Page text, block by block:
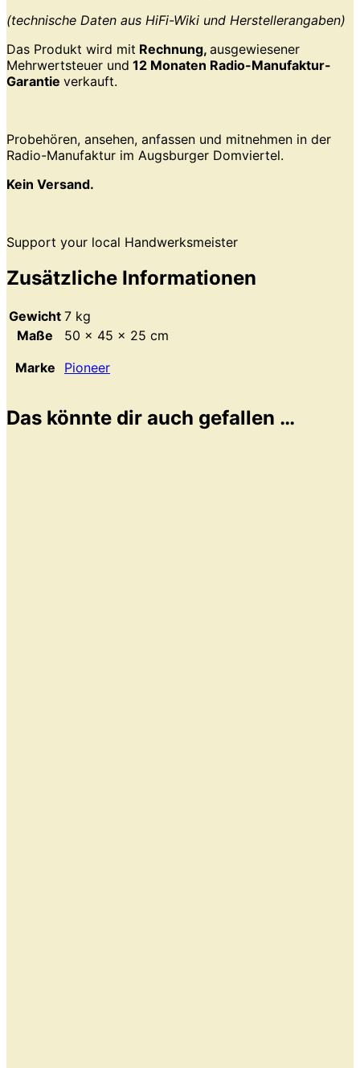
(technische Daten aus HiFi-Wiki und Herstellerangaben)
Das Produkt wird mit Rechnung, ausgewiesener
Mehrwertsteuer und 12 Monaten Radio-Manufaktur-
Garantie verkauft.
Probehören, ansehen, anfassen und mitnehmen in der
Radio-Manufaktur im Augsburger Domviertel.
Kein Versand.
Support your local Handwerksmeister
Zusätzliche Informationen
Gewicht 7 kg
Maße
50 × 45 × 25 cm
Marke
Pioneer
Das könnte dir auch gefallen …